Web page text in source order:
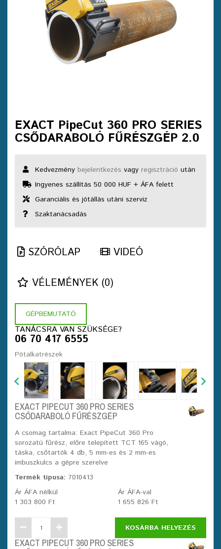
EXACT PipeCut 360 PRO SERIES
CSŐDARABOLÓ FŰRÉSZGÉP 2.0
Kedvezmény bejelentkezés vagy regisztráció után
Ingyenes szállítás 50 000 HUF + ÁFA felett
Garanciális és jótállás utáni szerviz
Szaktanácsadás
SZÓRÓLAP VIDEÓ
VÉLEMÉNYEK (0)
GÉPBEMUTATÓ
TANÁCSRA VAN SZÜKSÉGE?
06 70 417 6555
Pótalkatrészek
EXACT PIPECUT 360 PRO SERIES
CSŐDARABOLÓ FŰRÉSZGÉP
A csomag tartalma: Exact PipeCut 360 Pro
sorozatú fűrész, előre telepített TCT 165 vágó,
táska, csőtartók 4 db, 5 mm-es és 2 mm-es
imbuszkulcs a gépre szerelve
Termék típusa: 7010413
Ár ÁFA nélkül
1 303 800 Ft
Ár ÁFA-val
1 655 826 Ft
KOSÁRBA HELYEZÉS
EXACT PIPECUT 360 PRO SERIES